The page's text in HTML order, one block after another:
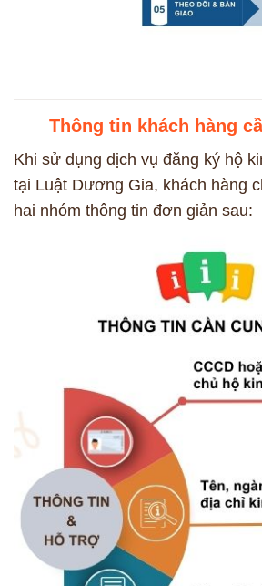
Thông tin khách hàng
Khi sử dụng dịch vụ đăng ký hộ
tại Luật Dương Gia, khách hàng
hai nhóm thông tin đơn giản sau: